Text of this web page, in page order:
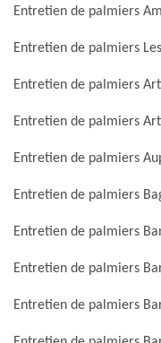
Entretien de palmiers
Entretien de palmiers
Entretien de palmiers
Entretien de palmiers
Entretien de palmiers
Entretien de palmiers
Entretien de palmiers
Entretien de palmiers
Entretien de palmiers